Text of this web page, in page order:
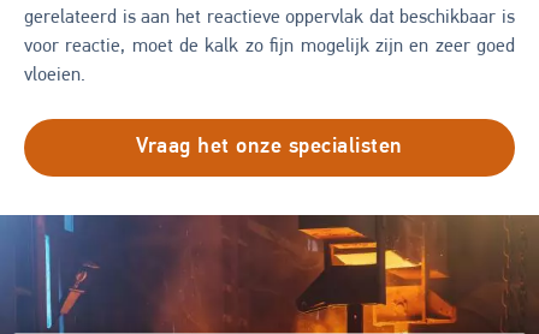
gerelateerd is aan het reactieve oppervlak dat beschikbaar is
voor reactie, moet de kalk zo fijn mogelijk zijn en zeer goed
vloeien.
Vraag het onze specialisten
Image